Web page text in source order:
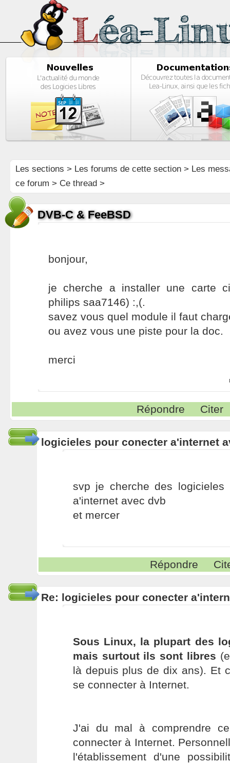
Les sections > Les forums de cette section> Les
ce forum > Ce thread >
DVB-C & FeeBSD
bonjour,
je cherche a installer une carte
philips saa7146) :,(.
savez vous quel module il faut
ou avez vous une piste pour la doc.
merci
Répondre Citer
logicieles pour conecter a'internet
svp je cherche des logicieles
a'internet avec dvb
et mercer
Répondre
Re: logicieles pour conecter
Sous Linux, la plupart des
mais surtout ils sont libres
là depuis plus de dix ans). Et
se connecter à Internet.
J'ai du mal à comprendre
connecter à Internet.
l'établissement d'une